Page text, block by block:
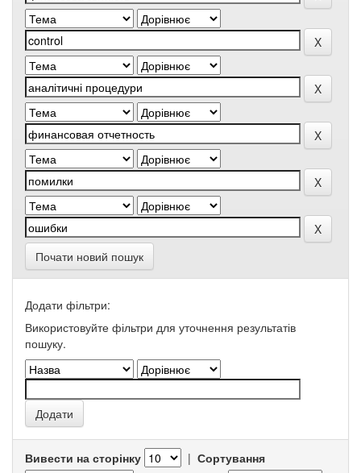
Почати новий пошук
Додати фільтри:
Використовуйте фільтри для уточнення результатів
пошуку.
Вивести на сторінку | Сортування